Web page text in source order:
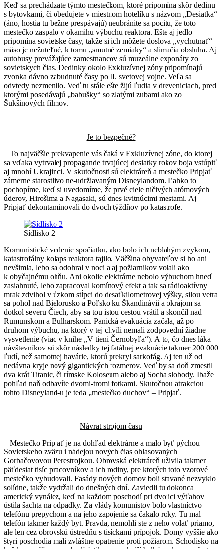
Keď sa prechádzate týmto mestečkom, ktoré pripomína skôr dedinu
s bytovkami, či obedujete v miestnom hotelíku s názvom „Desiatka“
(áno, hostia tu bežne prespávajú) neubránite sa pocitu, že toto
mestečko zaspalo v okamihu výbuchu reaktora. Ešte aj jedlo
pripomína sovietske časy, takže si ich môžete doslova „vychutnať“ –
mäso je nežuteľné, k tomu „smutné zemiaky“ a slimačia obsluha. Aj
autobusy prevážajúce zamestnancov sú muzeálne exponáty zo
sovietskych čias. Dedinky okolo Exkluzívnej zóny pripomínajú
zvonka dávno zabudnuté časy po II. svetovej vojne. Veľa sa
odvtedy nezmenilo. Veď tu stále ešte žijú ľudia v dreveniciach, pred
ktorými posedávajú „babušky“ so zlatými zubami ako zo
Šukšinových filmov.
Je to bezpečné?
To najväčšie prekvapenie vás čaká v Exkluzívnej zóne, do ktorej
sa vďaka vytrvalej propagande trvajúcej desiatky rokov boja vstúpiť
aj mnohí Ukrajinci. V skutočnosti sú elektráreň a mestečko Pripjať
zámerne starostlivo ne-udržiavaným Disneylandom. Ľahko to
pochopíme, keď si uvedomíme, že prvé ciele ničivých atómových
úderov, Hirošima a Nagasaki, sú dnes kvitnúcimi mestami. Aj
Pripjať dekontaminovali do dvoch týždňov po katastrofe.
Sídlisko 2
Komunistické vedenie spočiatku, ako bolo ich neblahým zvykom,
katastrofálny kolaps reaktora tajilo. Väčšina obyvateľov si ho ani
nevšimla, lebo sa odohral v noci a aj požiarnikov volali ako
k obyčajnému ohňu. Ani okolie elektrárne nebolo výbuchom hneď
zasiahnuté, lebo zapracoval komínový efekt a tak sa rádioaktívny
mrak zdvihol v úzkom stĺpci do desaťkilometrovej výšky, silou vetra
sa pohol nad Bielorusko a Poľsko ku Škandinávii a okrajom sa
dotkol severu Čiech, aby sa tou istou cestou vrátil a skončil nad
Rumunskom a Bulharskom. Panická evakuácia začala, až po
druhom výbuchu, na ktorý v tej chvíli nemali zodpovední žiadne
vysvetlenie (viac v knihe „V tieni Černobyľa“). A to, čo dnes láka
návštevníkov sú skôr následky tej fatálnej evakuácie takmer 200 000
ľudí, než samotnej havárie, ktorú prekryl sarkofág. Aj ten už od
nedávna kryje nový gigantických rozmerov. Veď by sa doň zmestil
dva krát Titanic, či rímske Koloseum alebo aj Socha slobody. Ibaže
pohľad naň odbavíte dvomi-tromi fotkami. Skutočnou atrakciou
tohto Disneyland-u je teda „mestečko duchov“ – Pripjať.
Návrat strojom času
Mestečko Pripjať je na dohľad elektrárne a malo byť pýchou
Sovietskeho zväzu i nádejou nových čias ohlasovaných
Gorbačovovou Perestrojkou. Obrovská elektráreň uživila takmer
päťdesiat tisíc pracovníkov a ich rodiny, pre ktorých toto vzorové
mestečko vybudovali. Fasády nových domov boli stavané nezvyklo
solídne, takže vydržali do dnešných dní. Zaviedli tu dokonca
americký vynález, keď na každom poschodí pri dvojici výťahov
ústila šachta na odpadky. Za vlády komunistov bolo vlastníctvo
telefónu prepychom a na jeho zapojenie sa čakalo roky. Tu mal
telefón takmer každý byt. Pravda, nemohli ste z neho volať priamo,
ale len cez obrovskú ústredňu s tisíckami prípojok. Domy vyššie ako
štyri poschodia mali zvláštne opatrenie proti požiarom. Schodisko na